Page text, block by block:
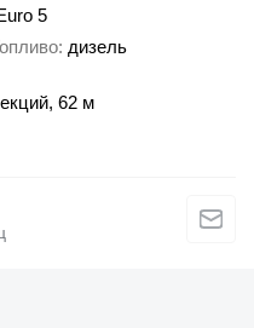
5
дизель
62 м